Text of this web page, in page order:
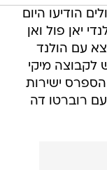
הודיעו היום
יאן פול ואן
עם הולנד
לקבוצה מיקי
הספרס ישירות
רוברטו דה